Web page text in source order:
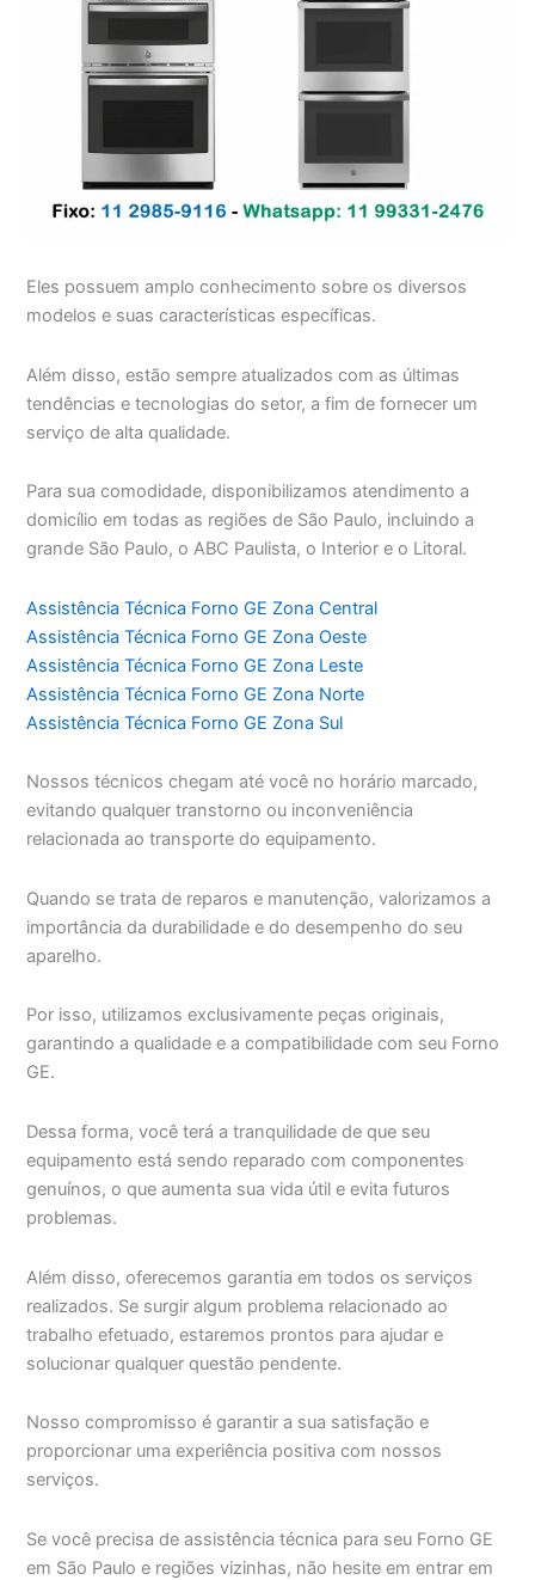
Eles possuem amplo conhecimento sobre os diversos
modelos e suas características específicas.
Além disso, estão sempre atualizados com as últimas
tendências e tecnologias do setor, a fim de fornecer um
serviço de alta qualidade.
Para sua comodidade, disponibilizamos atendimento a
domicílio em todas as regiões de São Paulo, incluindo a
grande São Paulo, o ABC Paulista, o Interior e o Litoral.
Assistência Técnica Forno GE Zona Central
Assistência Técnica Forno GE Zona Oeste
Assistência Técnica Forno GE Zona Leste
Assistência Técnica Forno GE Zona Norte
Assistência Técnica Forno GE Zona Sul
Nossos técnicos chegam até você no horário marcado,
evitando qualquer transtorno ou inconveniência
relacionada ao transporte do equipamento.
Quando se trata de reparos e manutenção, valorizamos a
importância da durabilidade e do desempenho do seu
aparelho.
Por isso, utilizamos exclusivamente peças originais,
garantindo a qualidade e a compatibilidade com seu Forno
GE.
Dessa forma, você terá a tranquilidade de que seu
equipamento está sendo reparado com componentes
genuínos, o que aumenta sua vida útil e evita futuros
problemas.
Além disso, oferecemos garantia em todos os serviços
realizados. Se surgir algum problema relacionado ao
trabalho efetuado, estaremos prontos para ajudar e
solucionar qualquer questão pendente.
Nosso compromisso é garantir a sua satisfação e
proporcionar uma experiência positiva com nossos
serviços.
Se você precisa de assistência técnica para seu Forno GE
em São Paulo e regiões vizinhas, não hesite em entrar em